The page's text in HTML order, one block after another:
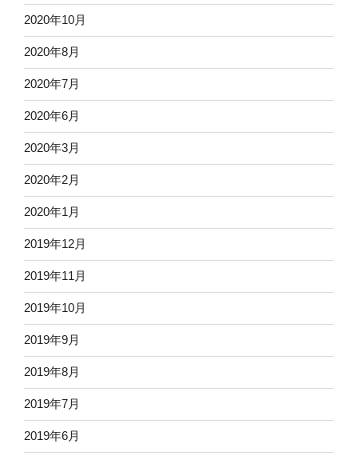
2020年10月
2020年8月
2020年7月
2020年6月
2020年3月
2020年2月
2020年1月
2019年12月
2019年11月
2019年10月
2019年9月
2019年8月
2019年7月
2019年6月